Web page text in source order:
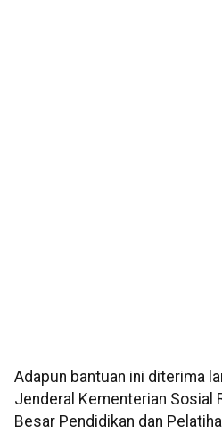
Adapun bantuan ini diterima
Jenderal Kementerian Sosial
Besar Pendidikan dan